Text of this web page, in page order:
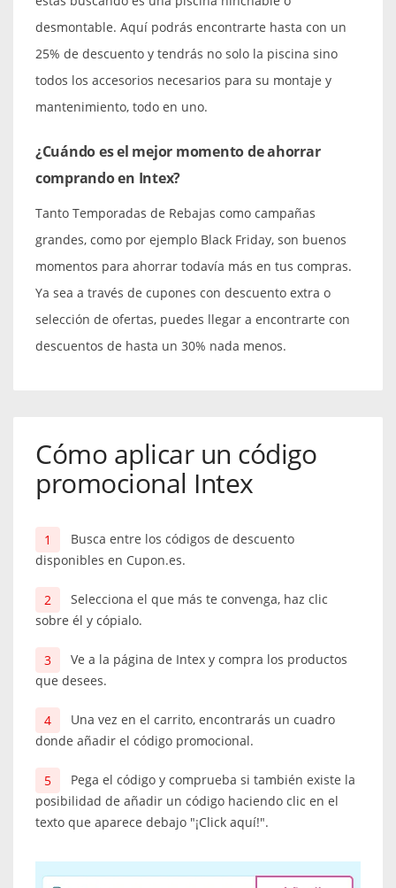
desmontable. Aquí podrás encontrarte hasta con un
25% de descuento y tendrás no solo la piscina sino
todos los accesorios necesarios para su montaje y
mantenimiento, todo en uno.
¿Cuándo es el mejor momento de ahorrar
comprando en Intex?
Tanto Temporadas de Rebajas como campañas
grandes, como por ejemplo Black Friday, son buenos
momentos para ahorrar todavía más en tus compras.
Ya sea a través de cupones con descuento extra o
selección de ofertas, puedes llegar a encontrarte con
descuentos de hasta un 30% nada menos.
Cómo aplicar un código
promocional Intex
Busca entre los códigos de descuento
disponibles en Cupon.es.
Selecciona el que más te convenga, haz clic
sobre él y cópialo.
Ve a la página de Intex y compra los productos
que desees.
Una vez en el carrito, encontrarás un cuadro
donde añadir el código promocional.
Pega el código y comprueba si también existe la
posibilidad de añadir un código haciendo clic en el
texto que aparece debajo "¡Click aquí!".